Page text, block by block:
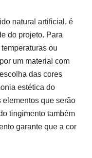
natural artificial, é
do projeto. Para
ou
um material com
das cores
estética do
elementos que serão
tingimento também
garante que a cor